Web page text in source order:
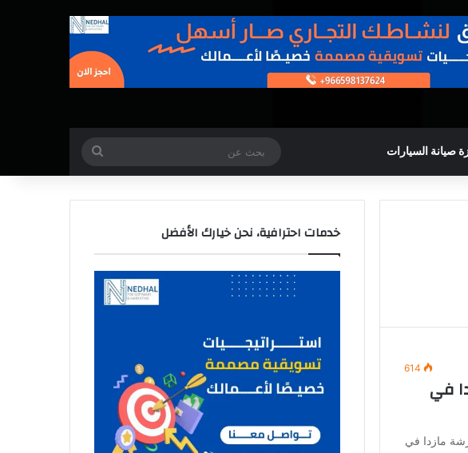
صيانة السيارات
عن
614
في
مازدا في
خدمات احترافية، نحن خيارك الأفضل